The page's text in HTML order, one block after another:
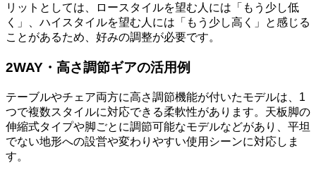
リットとしては、ロースタイルを望む人には「もう少し低
く」、ハイスタイルを望む人には「もう少し高く」と感じる
ことがあるため、好みの調整が必要です。
2WAY・高さ調節ギアの活用例
テーブルやチェア両方に高さ調節機能が付いたモデルは、1
つで複数スタイルに対応できる柔軟性があります。天板脚の
伸縮式タイプや脚ごとに調節可能なモデルなどがあり、平坦
でない地形への設営や変わりやすい使用シーンに対応しま
す。